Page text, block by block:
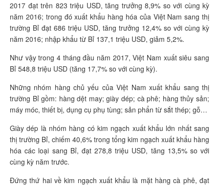
2017 đạt trên 823 triệu USD, tăng trưởng 8,9% so với cùng kỳ
năm 2016; trong đó xuất khẩu hàng hóa của Việt Nam sang thị
trường Bỉ đạt 686 triệu USD, tăng trưởng 12,4% so với cùng kỳ
năm 2016; nhập khẩu từ Bỉ 137,1 triệu USD, giảm 5,2%.
Như vậy trong 4 tháng đầu năm 2017, Việt Nam xuất siêu sang
Bỉ 548,8 triệu USD (tăng 17,7% so với cùng kỳ).
Những nhóm hàng chủ yếu của Việt Nam xuất khẩu sang thị
trường Bỉ gồm: hàng dệt may; giày dép; cà phê; hàng thủy sản;
máy móc, thiết bị, dụng cụ phụ tùng; sản phẩn từ sắt thép; gỗ…
Giày dép là nhóm hàng có kim ngạch xuất khẩu lớn nhất sang
thị trường Bỉ, chiếm 40,6% trong tổng kim ngạch xuất khẩu hàng
hóa các loại sang Bỉ, đạt 278,8 triệu USD, tăng 13,5% so với
cùng kỳ năm trước.
Đứng thứ hai về kim ngạch xuất khẩu là mặt hàng cà phê, đạt